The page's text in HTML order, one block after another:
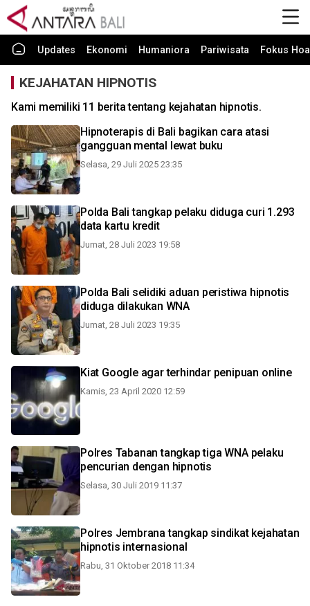
Updates Ekonomi Humaniora Pariwisata Fokus
KEJAHATAN HIPNOTIS
Kami memiliki 11 berita tentang kejahatan hipnotis.
Hipnoterapis di Bali bagikan cara atasi
gangguan mental lewat buku
Selasa, 29 Juli 2025 23:35
Polda Bali tangkap pelaku diduga curi 1.293
data kartu kredit
Jumat, 28 Juli 2023 19:58
Polda Bali selidiki aduan peristiwa hipnotis
diduga dilakukan WNA
Jumat, 28 Juli 2023 19:35
Kiat Google agar terhindar penipuan online
Kamis, 23 April 2020 12:59
Polres Tabanan tangkap tiga WNA pelaku
pencurian dengan hipnotis
Selasa, 30 Juli 2019 11:37
Polres Jembrana tangkap sindikat kejahatan
hipnotis internasional
Rabu, 31 Oktober 2018 11:34